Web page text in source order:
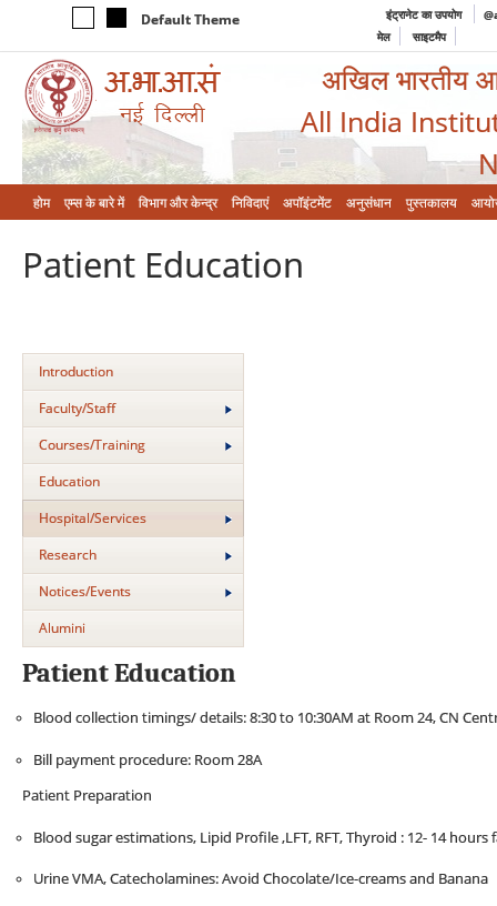
Default Theme इंट्रानेट का उपयोग
मेल
साइटमैप
अखिल भारतीय
All India
होम एम्‍स के बारे में विभाग और केन्‍द्र निविदाएं अपॉइंटमेंट अनुसंधान पुस्तकालय
Patient Education
Introduction
Faculty/Staff
Courses/Training
Education
Hospital/Services
Research
Notices/Events
Alumini
Patient Education
Blood collection timings/ details: 8:30 to 10:30AM at Room 24, CN
Bill payment procedure: Room 28A
Patient Preparation
Blood sugar estimations, Lipid Profile ,LFT, RFT, Thyroid : 12- 14
Urine VMA, Catecholamines: Avoid Chocolate/Ice-creams and Banana